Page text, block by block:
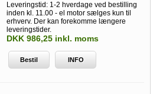
Leveringstid: 1-2 hverdage ved bestilling
inden kl. 11.00 - el motor sælges kun til
erhverv. Der kan forekomme længere
leveringstider.
DKK 986,25 inkl. moms
Bestil INFO